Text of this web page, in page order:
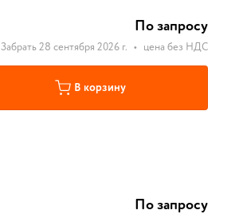
По запросу
Забрать 28 сентября 2026 г. • цена без НДС
В корзину
По запросу